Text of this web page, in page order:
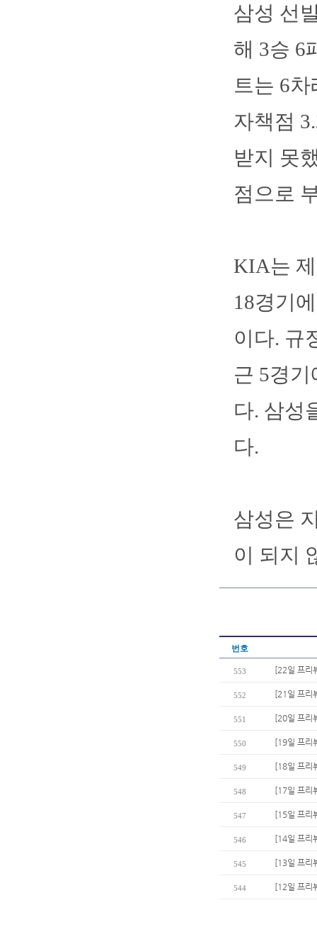
삼성 선
해 3승 6
트는 6
자책점
받지 못
점으로
KIA는
18경기
이다. 규
근 5경
다. 삼성
다.
삼성은
이 되지
번호
553 [22일 프리
552 [21일 프리
551 [20일 프리
550 [19일 프리
549 [18일 프리
548 [17일 프리
547 [15일 프리
546 [14일 프리
545 [13일 프리
544 [12일 프리